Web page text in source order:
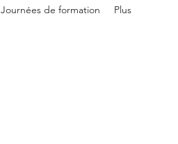
Journées de formation Plus